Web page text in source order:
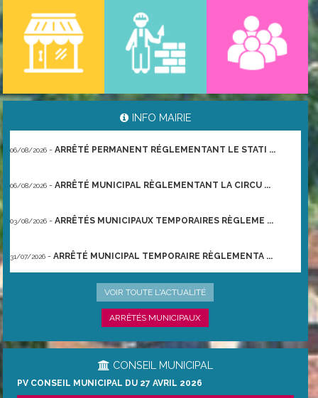
INFO MAIRIE
ARRÊTÉ PERMANENT RÉGLEMENTANT LE STATI ...
ARRÊTÉ MUNICIPAL RÈGLEMENTANT LA CIRCU ...
ARRÊTÉS MUNICIPAUX TEMPORAIRES RÈGLEME ...
ARRÊTÉ MUNICIPAL TEMPORAIRE RÈGLEMENTA ...
ARRÊTÉ PRÉFECTORAL DU 21/06/2026 TEMPO ...
VOIR TOUTE L'ACTUALITÉ
ARRÊTÉS MUNICIPAUX
CONSEIL MUNICIPAL
PV CONSEIL MUNICIPAL DU 27 AVRIL 2026